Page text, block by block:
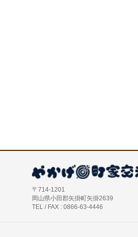
〒714-1201
岡山県小田郡矢掛町矢掛2639
TEL / FAX : 0866-63-4446